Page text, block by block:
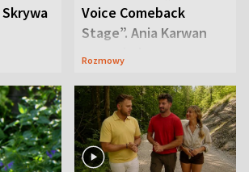
Voice Comeback
Stage”. Ania Karwan
zapowiada
Rozmowy